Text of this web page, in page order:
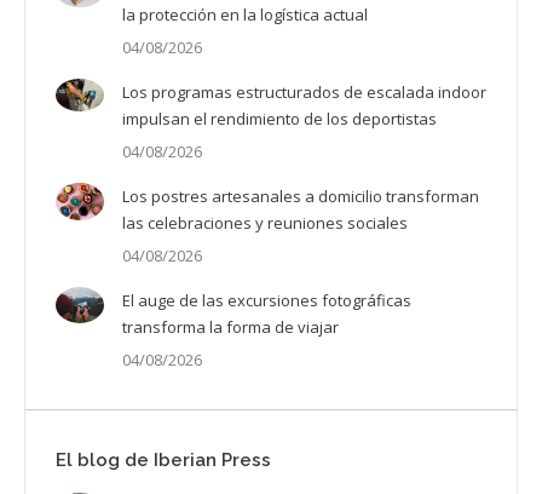
la protección en la logística actual
04/08/2026
Los programas estructurados de escalada indoor
impulsan el rendimiento de los deportistas
04/08/2026
Los postres artesanales a domicilio transforman
las celebraciones y reuniones sociales
04/08/2026
El auge de las excursiones fotográficas
transforma la forma de viajar
04/08/2026
El blog de Iberian Press